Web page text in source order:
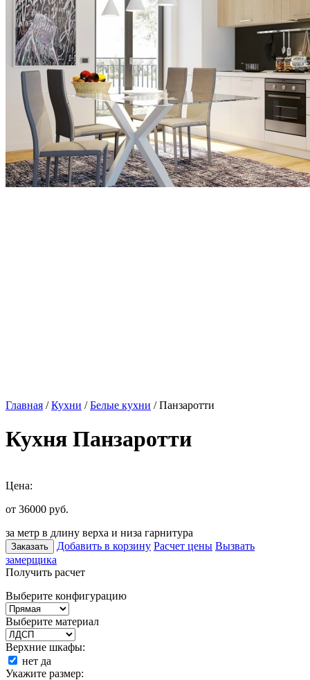
Главная /Кухни /Белые кухни / Панзаротти
Кухня Панзаротти
Цена:
от 36000 руб.
за метр в длину верха и низа гарнитура
Заказать Добавить в корзину Расчет цены Вызвать
замерщика
Получить расчет
Выберите конфигурацию
Выберите материал
Верхние шкафы:
нет да
Укажите размер: